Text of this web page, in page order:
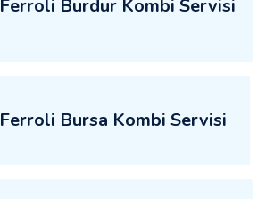
Ferroli Burdur Kombi Servisi
Ferroli Bursa Kombi Servisi